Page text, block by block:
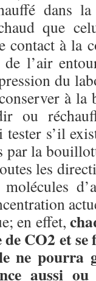
dans
que
contact à la
l’air
du
à
ou
s’il
par la
les
en effet,
CO2 et
ne pourra
aussi